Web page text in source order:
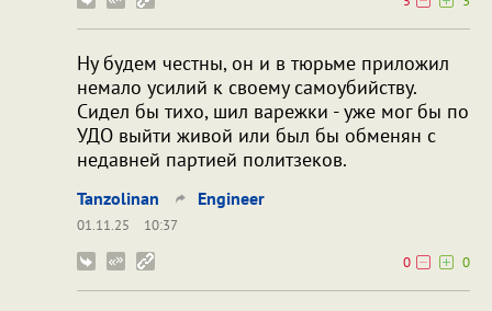
Ну будем честны, он и в тюрьме приложил
немало усилий к своему самоубийству.
Сидел бы тихо, шил варежки - уже мог бы по
УДО выйти живой или был бы обменян с
недавней партией политзеков.
Tanzolinan Engineer
01.11.25
10:37
0
0